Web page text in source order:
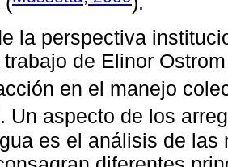
la perspectiva
trabajo de Elinor
en el manejo
Un aspecto de los
es el análisis de